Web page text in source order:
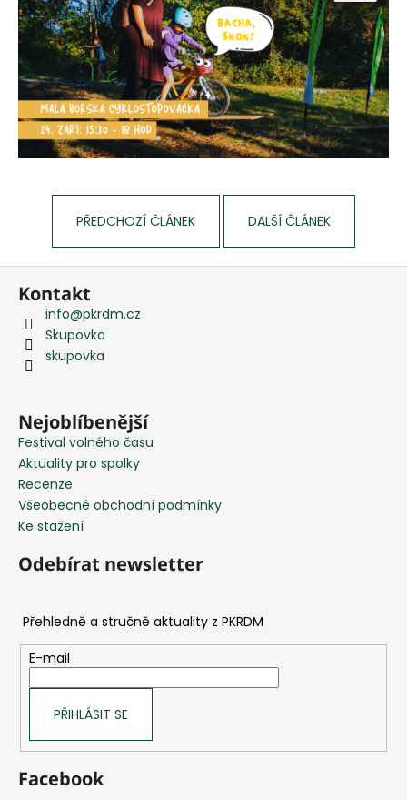
PŘEDCHOZÍ ČLÁNEK DALŠÍ ČLÁNEK
m
e
Kontakt
info@pkrdm.cz
Skupovka
skupovka
Nejoblíbenější
Festival volného času
Aktuality pro spolky
Recenze
Všeobecné obchodní podmínky
Ke stažení
Odebírat newsletter
E-mail
PŘIHLÁSIT SE
Facebook